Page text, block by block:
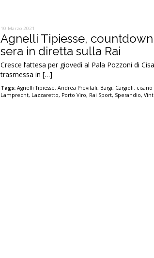
10 Marzo 2021
Agnelli Tipiesse,
sera in diretta sulla Rai
Cresce l’attesa per giovedì al Pala Pozzoni di
trasmessa in […]
Tags: Agnelli Tipiesse,Andrea Previtali, Bargi, Cargioli,
Lamprecht, Lazzaretto, Porto Viro, Rai Sport, Sperandio,Vinti